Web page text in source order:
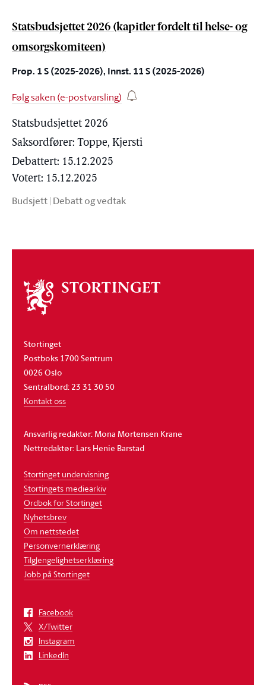
Statsbudsjettet 2026 (kapitler fordelt til helse- og
omsorgskomiteen)
Prop. 1 S (2025-2026), Innst. 11 S (2025-2026)
Følg saken (e-postvarsling)
Statsbudsjettet 2026
Saksordfører: Toppe, Kjersti
Debattert: 15.12.2025
Votert: 15.12.2025
Budsjett| Debatt og vedtak
Om
stortinget
Stortinget
Postboks 1700 Sentrum
0026 Oslo
Sentralbord: 23 31 30 50
Kontakt oss
Ansvarlig redaktør: Mona Mortensen Krane
Nettredaktør: Lars Henie Barstad
Stortinget undervisning
Stortingets mediearkiv
Ordbok for Stortinget
Nyhetsbrev
Om nettstedet
Personvernerklæring
Tilgjengelighetserklæring
Jobb på Stortinget
Facebook
X/Twitter
Instagram
LinkedIn